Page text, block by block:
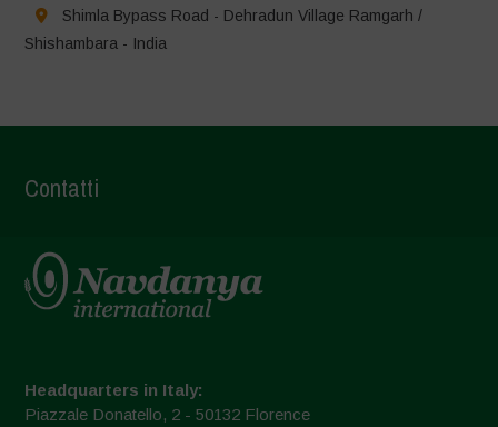
Shimla Bypass Road - Dehradun Village Ramgarh /
Shishambara - India
Contatti
Headquarters in Italy:
Piazzale Donatello, 2 - 50132 Florence